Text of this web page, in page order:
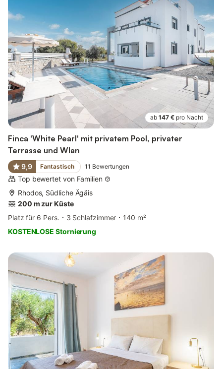
ab 147 € pro Nacht
Finca 'White Pearl' mit privatem Pool, privater
Terrasse und Wlan
9,9 Fantastisch 11 Bewertungen
Top bewertet von Familien
Rhodos, Südliche Ägäis
200 m zur Küste
Platz für 6 Pers.
3 Schlafzimmer
140 m²
KOSTENLOSE Stornierung